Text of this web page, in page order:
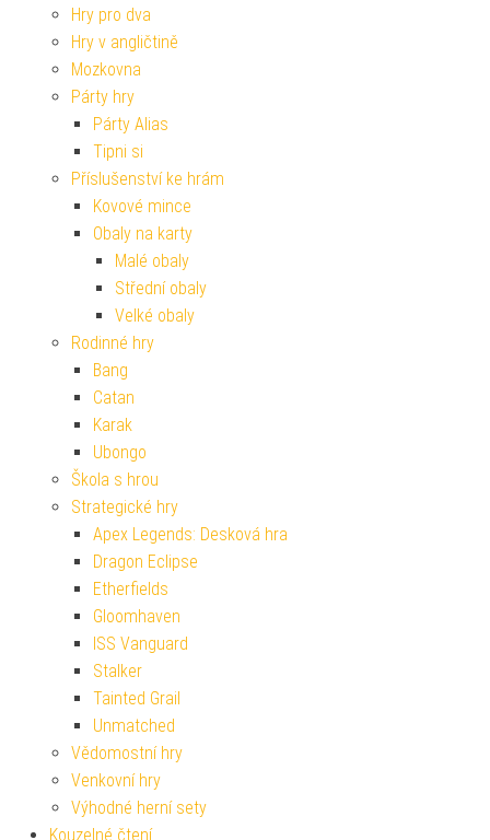
Hry pro dva
Hry v angličtině
Mozkovna
Párty hry
Párty Alias
Tipni si
Příslušenství ke hrám
Kovové mince
Obaly na karty
Malé obaly
Střední obaly
Velké obaly
Rodinné hry
Bang
Catan
Karak
Ubongo
Škola s hrou
Strategické hry
Apex Legends: Desková hra
Dragon Eclipse
Etherfields
Gloomhaven
ISS Vanguard
Stalker
Tainted Grail
Unmatched
Vědomostní hry
Venkovní hry
Výhodné herní sety
Kouzelné čtení